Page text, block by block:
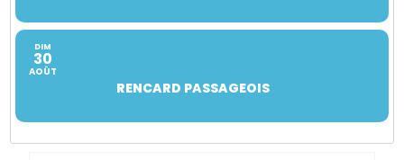
DIM
30
AOÛT
RENCARD PASSAGEOIS